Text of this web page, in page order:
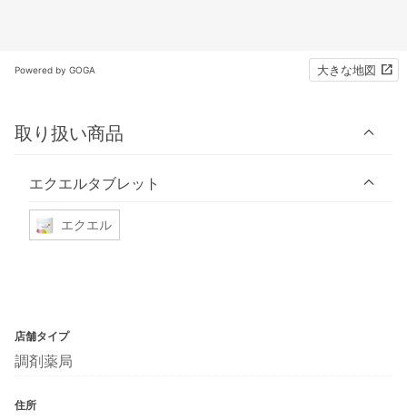
Powered by GOGA 大きな地図
取り扱い商品
エクエルタブレット
エクエル
店舗タイプ
調剤薬局
住所